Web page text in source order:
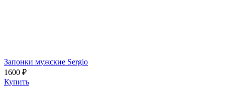
Запонки мужские Sergio
1600 ₽
Купить